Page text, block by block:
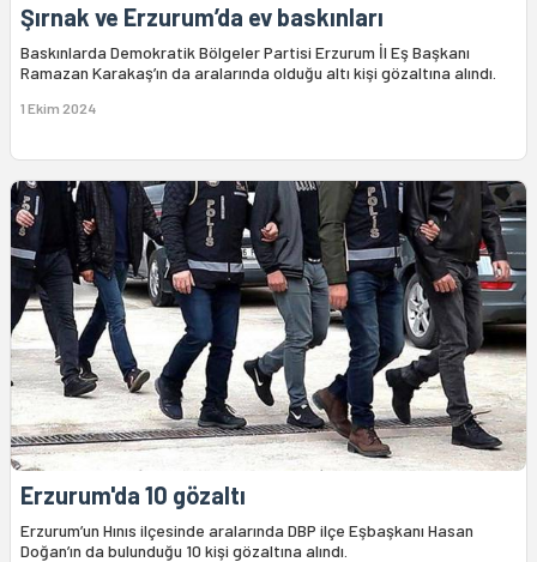
Şırnak ve Erzurum’da ev baskınları
Baskınlarda Demokratik Bölgeler Partisi Erzurum İl Eş Başkanı
Ramazan Karakaş’ın da aralarında olduğu altı kişi gözaltına alındı.
1 Ekim 2024
Erzurum'da 10 gözaltı
Erzurum’un Hınıs ilçesinde aralarında DBP ilçe Eşbaşkanı Hasan
Doğan’ın da bulunduğu 10 kişi gözaltına alındı.